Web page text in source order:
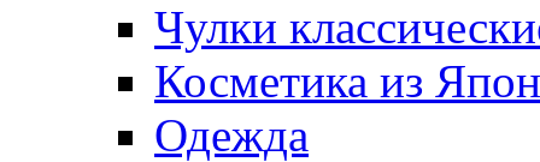
Чулки
Косметика из
Одежда